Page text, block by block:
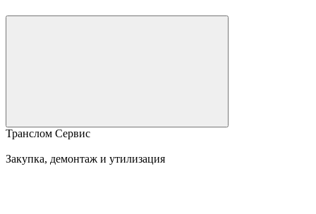
Транслом Сервис
Закупка, демонтаж и утилизация